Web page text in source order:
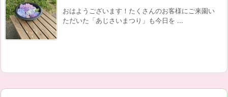
おはようございます！たくさんのお客様にご来園い
ただいた「あじさいまつり」も今日を ...